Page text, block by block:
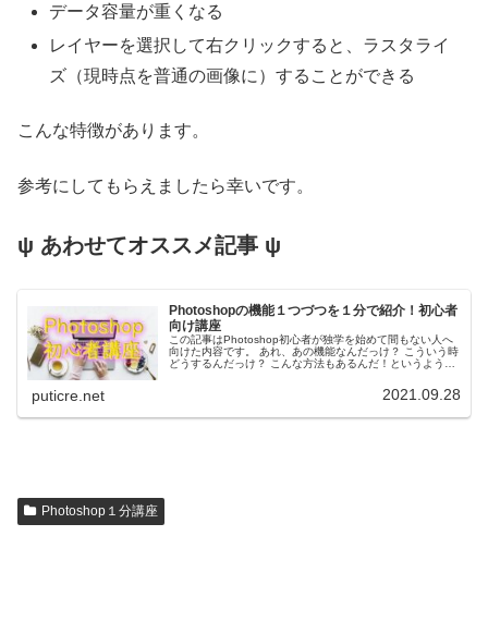
データ容量が重くなる
レイヤーを選択して右クリックすると、ラスタライ
ズ（現時点を普通の画像に）することができる
こんな特徴があります。
参考にしてもらえましたら幸いです。
ψ あわせてオススメ記事 ψ
Photoshopの機能１つづつを１分で紹介！初心者
向け講座
この記事はPhotoshop初心者が独学を始めて間もない人へ
向けた内容です。 あれ、あの機能なんだっけ？ こういう時
どうするんだっけ？ こんな方法もあるんだ！というような
puticre.net 2021.09.28
Photoshop１分講座